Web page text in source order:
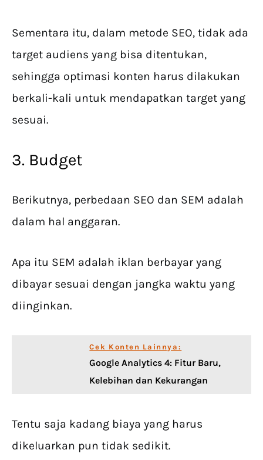
Sementara itu, dalam metode SEO, tidak ada
target audiens yang bisa ditentukan,
sehingga optimasi konten harus dilakukan
berkali-kali untuk mendapatkan target yang
sesuai.
3. Budget
Berikutnya, perbedaan SEO dan SEM adalah
dalam hal anggaran.
Apa itu SEM adalah iklan berbayar yang
dibayar sesuai dengan jangka waktu yang
diinginkan.
Cek Konten Lainnya:
Google Analytics 4: Fitur Baru,
Kelebihan dan Kekurangan
Tentu saja kadang biaya yang harus
dikeluarkan pun tidak sedikit.